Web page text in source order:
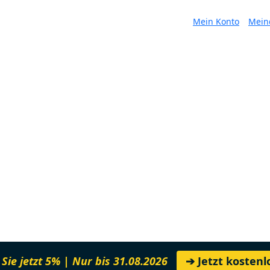
Mein Konto
jetzt 5% | Nur bis 31.08.2026 ➔ Jetzt